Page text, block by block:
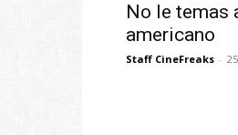
No le temas
americano
Staff CineFreaks -